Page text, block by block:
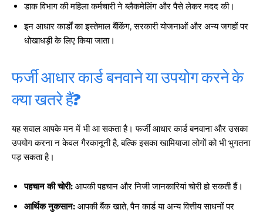
डाक विभाग की महिला कर्मचारी ने ब्लैकमेलिंग और पैसे लेकर मदद की।
इन आधार कार्डों का इस्तेमाल बैंकिंग, सरकारी योजनाओं और अन्य जगहों पर
धोखाधड़ी के लिए किया जाता।
फर्जी आधार कार्ड बनवाने या उपयोग करने के
क्या खतरे हैं?
यह सवाल आपके मन में भी आ सकता है। फर्जी आधार कार्ड बनवाना और उसका
उपयोग करना न केवल गैरकानूनी है, बल्कि इसका खामियाजा लोगों को भी भुगतना
पड़ सकता है।
पहचान की चोरी: आपकी पहचान और निजी जानकारियां चोरी हो सकती हैं।
आर्थिक नुकसान: आपकी बैंक खाते, पैन कार्ड या अन्य वित्तीय साधनों पर